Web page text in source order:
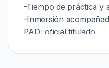
-Tiempo de práctica y
-Inmersión
PADI oficial titulado.